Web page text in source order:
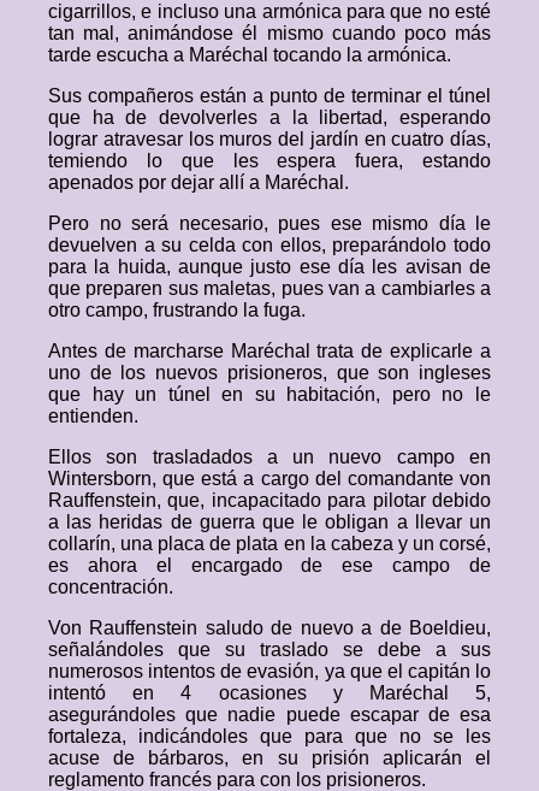
cigarrillos, e incluso una armónica para que no esté
tan mal, animándose él mismo cuando poco más
tarde escucha a Maréchal tocando la armónica.
Sus compañeros están a punto de terminar el túnel
que ha de devolverles a la libertad, esperando
lograr atravesar los muros del jardín en cuatro días,
temiendo lo que les espera fuera, estando
apenados por dejar allí a Maréchal.
Pero no será necesario, pues ese mismo día le
devuelven a su celda con ellos, preparándolo todo
para la huida, aunque justo ese día les avisan de
que preparen sus maletas, pues van a cambiarles a
otro campo, frustrando la fuga.
Antes de marcharse Maréchal trata de explicarle a
uno de los nuevos prisioneros, que son ingleses
que hay un túnel en su habitación, pero no le
entienden.
Ellos son trasladados a un nuevo campo en
Wintersborn, que está a cargo del comandante von
Rauffenstein, que, incapacitado para pilotar debido
a las heridas de guerra que le obligan a llevar un
collarín, una placa de plata en la cabeza y un corsé,
es ahora el encargado de ese campo de
concentración.
Von Rauffenstein saludo de nuevo a de Boeldieu,
señalándoles que su traslado se debe a sus
numerosos intentos de evasión, ya que el capitán lo
intentó en 4 ocasiones y Maréchal 5,
asegurándoles que nadie puede escapar de esa
fortaleza, indicándoles que para que no se les
acuse de bárbaros, en su prisión aplicarán el
reglamento francés para con los prisioneros.